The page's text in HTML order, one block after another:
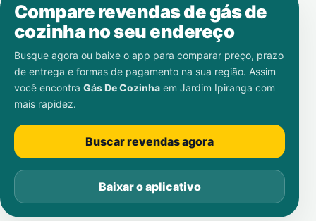
Compare revendas de gás de
cozinha no seu endereço
Busque agora ou baixe o app para comparar preço, prazo
de entrega e formas de pagamento na sua região. Assim
você encontra Gás De Cozinha em Jardim Ipiranga com
mais rapidez.
Buscar revendas agora
Baixar o aplicativo